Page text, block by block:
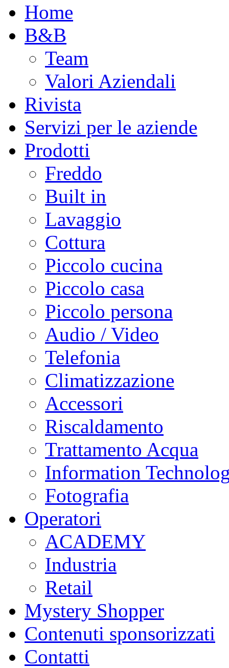
Home
B&B
Team
Valori Aziendali
Rivista
Servizi per le aziende
Prodotti
Freddo
Built in
Lavaggio
Cottura
Piccolo cucina
Piccolo casa
Piccolo persona
Audio / Video
Telefonia
Climatizzazione
Accessori
Riscaldamento
Trattamento Acqua
Information
Fotografia
Operatori
ACADEMY
Industria
Retail
Mystery Shopper
Contenuti sponsorizzati
Contatti